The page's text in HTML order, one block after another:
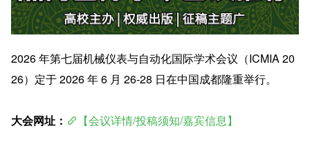
2026 年第七届机械仪表与自动化国际学术会议（ICMIA 20
26）定于 2026 年 6 月 26-28 日在中国成都隆重举行。
大会网址： 【会议详情/投稿须知/嘉宾信息】